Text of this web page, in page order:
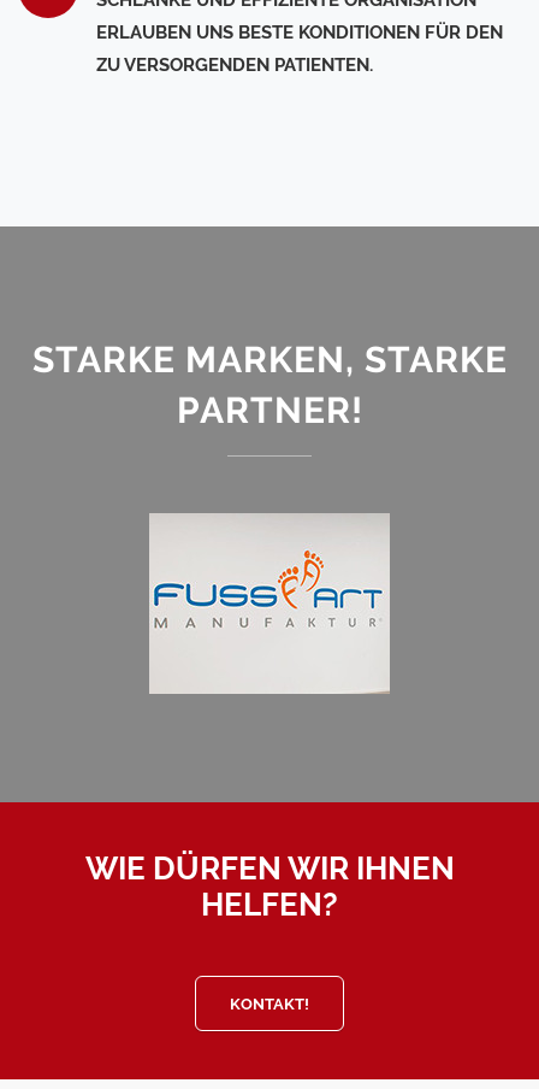
ERLAUBEN UNS BESTE KONDITIONEN FÜR DEN
ZU VERSORGENDEN PATIENTEN.
STARKE MARKEN, STARKE
PARTNER!
WIE DÜRFEN WIR IHNEN
HELFEN?
KONTAKT!